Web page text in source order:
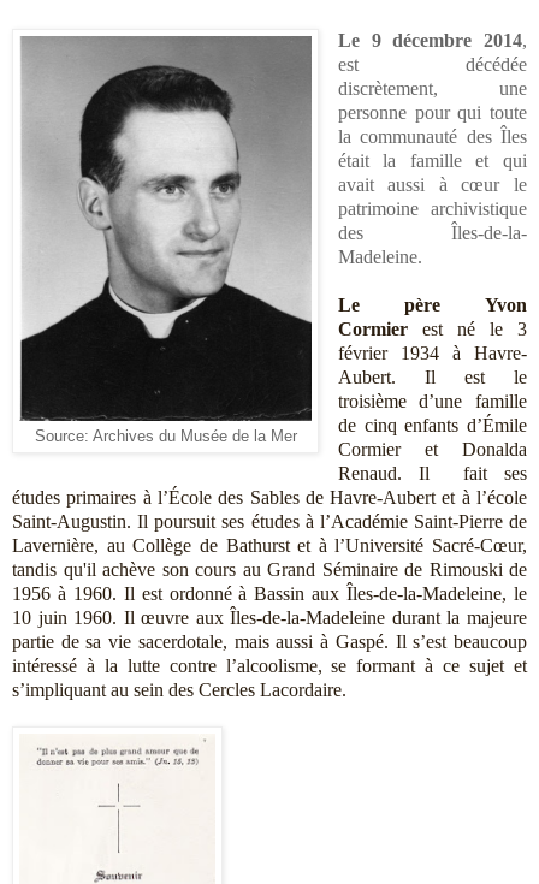
Source: Archives du Musée de la Mer
Le 9 décembre 2014,
est décédée
discrètement, une
personne pour qui toute
la communauté des Îles
était la famille et qui
avait aussi à cœur le
patrimoine archivistique
des Îles-de-la-
Madeleine.
Le père Yvon
Cormier
est né le 3
février 1934 à Havre-
Aubert. Il est le
troisième d’une famille
de cinq enfants d’Émile
Cormier et Donalda
Renaud. Il fait ses
études primaires à l’École des Sables de Havre-Aubert et à l’école
Saint-Augustin. Il poursuit ses études à l’Académie Saint-Pierre de
Lavernière, au Collège de Bathurst et à l’Université Sacré-Cœur,
tandis qu'il achève son cours au Grand Séminaire de Rimouski de
1956 à 1960. Il est ordonné à Bassin aux Îles-de-la-Madeleine, le
10 juin 1960. Il œuvre aux Îles-de-la-Madeleine durant la majeure
partie de sa vie sacerdotale, mais aussi à Gaspé. Il s’est beaucoup
intéressé à la lutte contre l’alcoolisme, se formant à ce sujet et
s’impliquant au sein des Cercles Lacordaire.